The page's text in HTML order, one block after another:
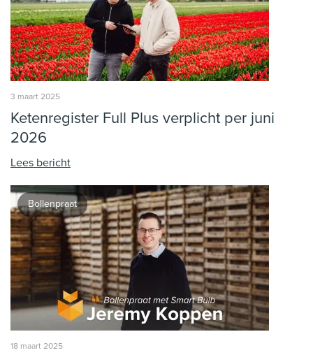
3 maart 2025
Ketenregister Full Plus verplicht per juni
2026
Lees bericht
Bollenpraat
18 maart 2025